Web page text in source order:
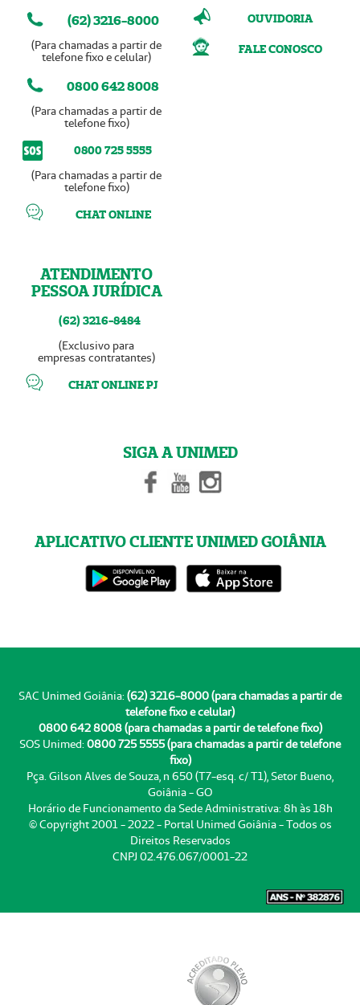
(62) 3216-8000
(Para chamadas a partir de
telefone fixo e celular)
0800 642 8008
(Para chamadas a partir de
telefone fixo)
0800 725 5555
(Para chamadas a partir de
telefone fixo)
CHAT ONLINE
ATENDIMENTO
PESSOA JURÍDICA
(62) 3216-8484
(Exclusivo para
empresas contratantes)
CHAT ONLINE PJ
OUVIDORIA
FALE CONOSCO
SIGA A UNIMED
APLICATIVO CLIENTE UNIMED GOIÂNIA
SAC Unimed Goiânia: (62) 3216-8000 (para chamadas a partir de
telefone fixo e celular)
0800 642 8008 (para chamadas a partir de telefone fixo)
SOS Unimed: 0800 725 5555 (para chamadas a partir de telefone
fixo)
Pça. Gilson Alves de Souza, n 650 (T7-esq. c/ T1), Setor Bueno,
Goiânia - GO
Horário de Funcionamento da Sede Administrativa: 8h às 18h
© Copyright 2001 - 2022 - Portal Unimed Goiânia - Todos os
Direitos Reservados
CNPJ 02.476.067/0001-22